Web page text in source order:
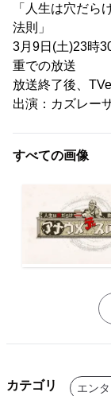
「人生は穴だ
法則」
3月9日(土)23時
重での放送
放送終了後、
出演：カズレー
すべての画像
カテゴリ エン